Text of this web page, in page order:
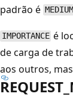
padrão é MEDIUM
IMPORTANCE é
de carga de
aos outros,